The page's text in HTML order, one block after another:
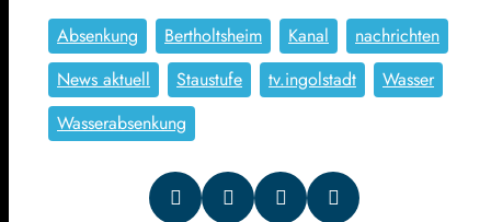
Absenkung Bertholtsheim Kanal
nachrichten
News aktuell
Staustufe tv.ingolstadt
Wasser
Wasserabsenkung